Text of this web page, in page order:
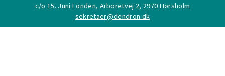
c/o 15. Juni Fonden, Arboretvej 2, 2970 Hørsholm
sekretaer@dendron.dk